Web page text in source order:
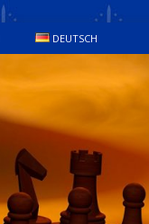
DEUTSCH